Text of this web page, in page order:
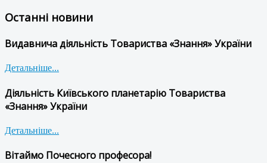
Останні новини
Видавнича діяльність Товариства «Знання» України
Детальніше...
Діяльність Київського планетарію Товариства
«Знання» України
Детальніше...
Вітаймо Почесного професора!